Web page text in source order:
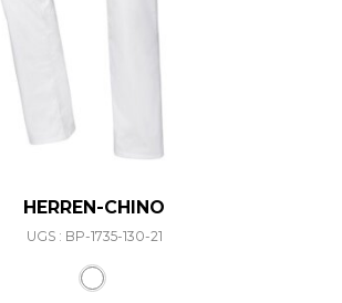
HERREN-CHINO
UGS : BP-1735-130-21